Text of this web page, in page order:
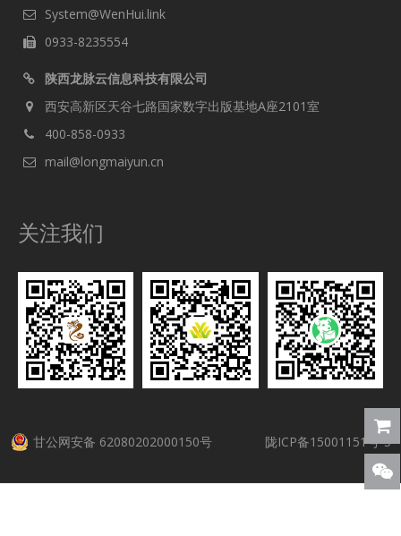
System@WenHui.link
0933-8235554
陕西龙脉云信息科技有限公司
西安高新区天谷七路国家数字出版基地A座2101室
400-858-0933
mail@longmaiyun.cn
关注我们
甘公网安备 62080202000150号 陇ICP备15001151号-5